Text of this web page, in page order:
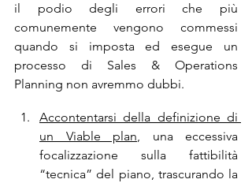
il podio degli errori che più
comunemente vengono commessi
quando si imposta ed esegue un
processo di Sales & Operations
Planning non avremmo dubbi.
Accontentarsi della definizione di
un Viable plan, una eccessiva
focalizzazione sulla fattibilità
“tecnica” del piano, trascurando la